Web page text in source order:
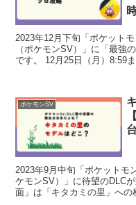
2023年12月下旬「ポケット
（ポケモンSV）」に「最強
です。 12月25日（月）8:59
ポケモンSV
2023年9月中旬「ポケットモ
ケモンSV）」に待望のDLC
面」は「キタカミの里」へ